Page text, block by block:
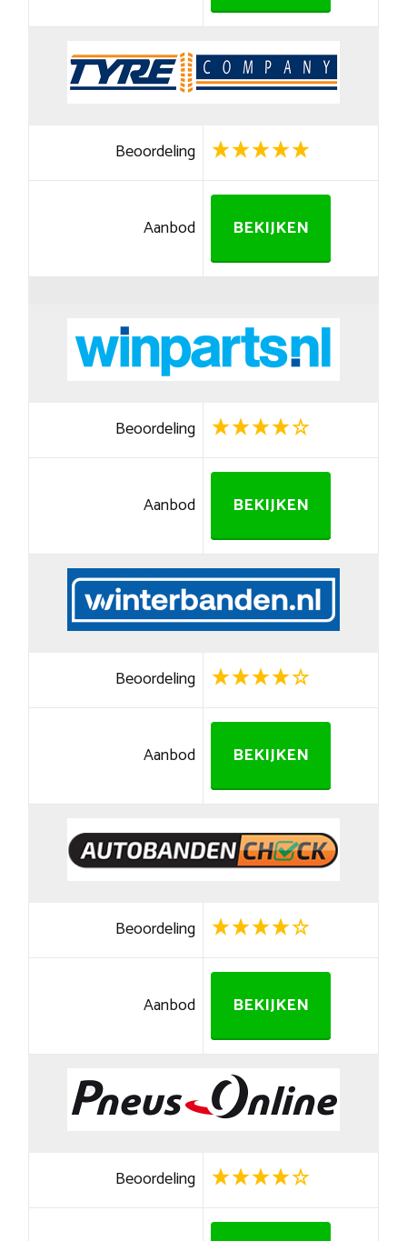
Beoordeling
Aanbod BEKIJKEN
Beoordeling
Aanbod BEKIJKEN
Beoordeling
Aanbod BEKIJKEN
Beoordeling
Aanbod BEKIJKEN
Beoordeling